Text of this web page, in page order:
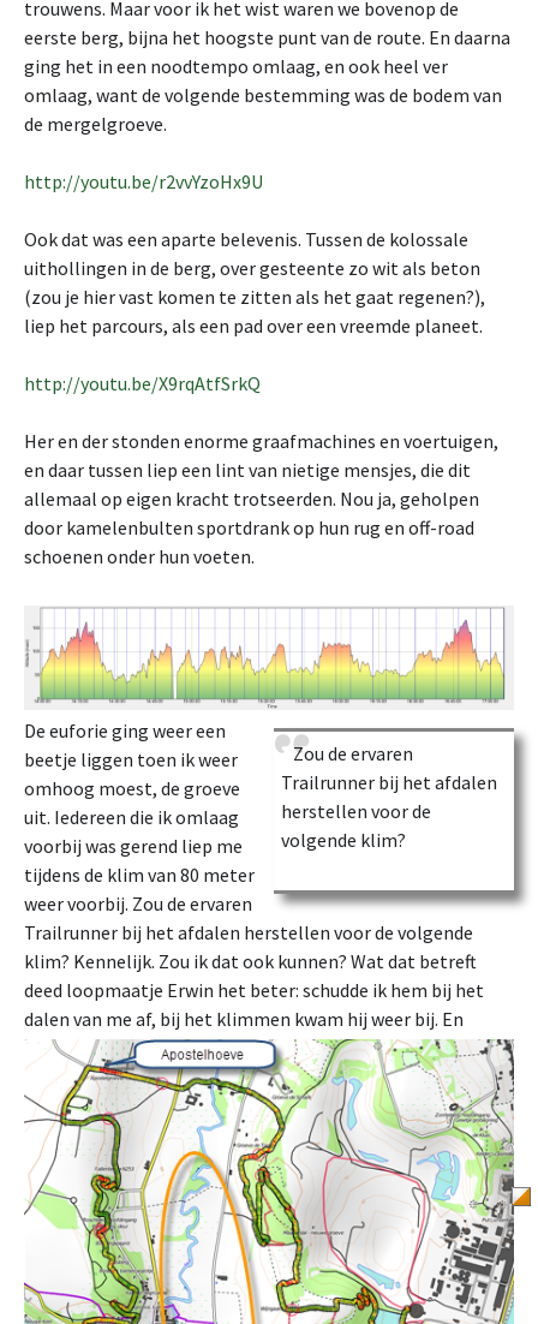
trouwens. Maar voor ik het wist waren we bovenop de
eerste berg, bijna het hoogste punt van de route. En daarna
ging het in een noodtempo omlaag, en ook heel ver
omlaag, want de volgende bestemming was de bodem van
de mergelgroeve.
http://youtu.be/r2vvYzoHx9U
Ook dat was een aparte belevenis. Tussen de kolossale
uithollingen in de berg, over gesteente zo wit als beton
(zou je hier vast komen te zitten als het gaat regenen?),
liep het parcours, als een pad over een vreemde planeet.
http://youtu.be/X9rqAtfSrkQ
Her en der stonden enorme graafmachines en voertuigen,
en daar tussen liep een lint van nietige mensjes, die dit
allemaal op eigen kracht trotseerden. Nou ja, geholpen
door kamelenbulten sportdrank op hun rug en off-road
schoenen onder hun voeten.
Zou de ervaren
Trailrunner bij het afdalen
herstellen voor de
volgende klim?
De euforie ging weer een
beetje liggen toen ik weer
omhoog moest, de groeve
uit. Iedereen die ik omlaag
voorbij was gerend liep me
tijdens de klim van 80 meter
weer voorbij. Zou de ervaren
Trailrunner bij het afdalen herstellen voor de volgende
klim? Kennelijk. Zou ik dat ook kunnen? Wat dat betreft
deed loopmaatje Erwin het beter: schudde ik hem bij het
dalen van me af, bij het klimmen kwam hij weer bij. En